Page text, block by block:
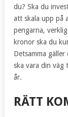
du? Ska du
att skala upp på
pengarna,
kronor ska du
Detsamma
ska vara din
år.
RÄTT